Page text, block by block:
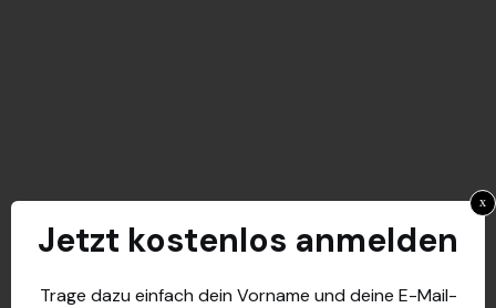
Jetzt kostenlos anmelden
Trage dazu einfach dein Vorname und deine E-Mail-
x